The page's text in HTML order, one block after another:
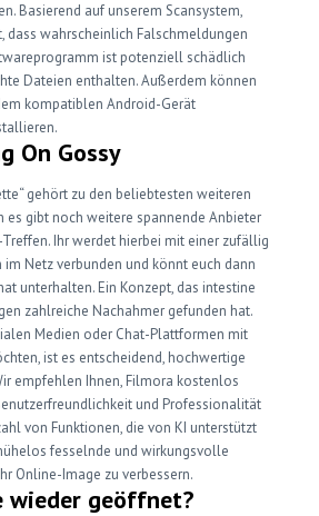
Basierend auf unserem Scansystem,
dass wahrscheinlich Falschmeldungen
ist potenziell schädlich
Dateien enthalten. Außerdem können
kompatiblen Android-Gerät
On Gossy
gehört zu den beliebtesten weiteren
es gibt noch weitere spannende Anbieter
Ihr werdet hierbei mit einer zufällig
Netz verbunden und könnt euch dann
unterhalten. Ein Konzept, das intestine
zahlreiche Nachahmer gefunden hat.
Medien oder Chat-Plattformen mit
ist es entscheidend, hochwertige
empfehlen Ihnen, Filmora kostenlos
und Professionalität
von Funktionen, die von KI unterstützt
fesselnde und wirkungsvolle
Online-Image zu verbessern.
wieder geöffnet?